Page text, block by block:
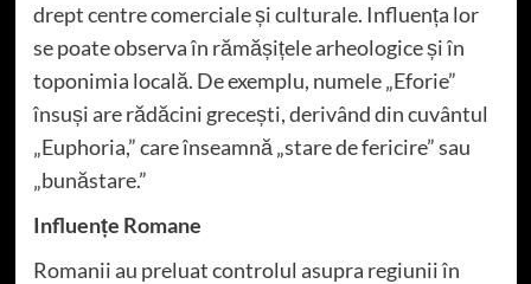
drept centre comerciale și culturale. Influența lor
se poate observa în rămășițele arheologice și în
toponimia locală. De exemplu, numele „Eforie”
însuși are rădăcini grecești, derivând din cuvântul
„Euphoria,” care înseamnă „stare de fericire” sau
„bunăstare.”
Influențe Romane
Romanii au preluat controlul asupra regiunii în